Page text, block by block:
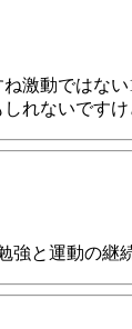
激動ではな
れないです
強と運動の継